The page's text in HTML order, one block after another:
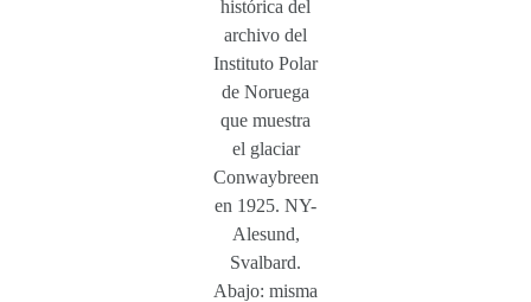
histórica del
archivo del
Instituto Polar
de Noruega
que muestra
el glaciar
Conwaybreen
en 1925. NY-
Alesund,
Svalbard.
Abajo: misma